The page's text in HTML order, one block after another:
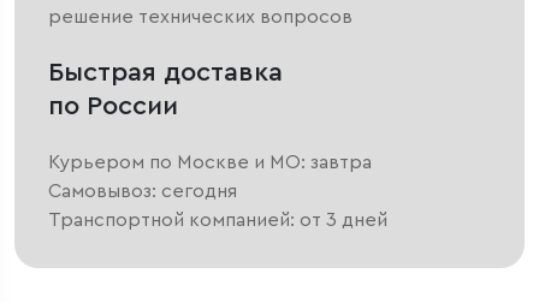
решение технических вопросов
Быстрая доставка
по России
Курьером по Москве и МО: завтра
Самовывоз: сегодня
Транспортной компанией: от 3 дней